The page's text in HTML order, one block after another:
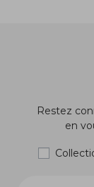
Restez
en